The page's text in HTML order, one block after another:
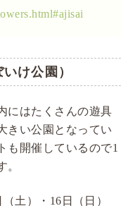
け公園）
にはたくさんの遊具
きい公園となってい
も開催しているので1
。
土）・16日（日）